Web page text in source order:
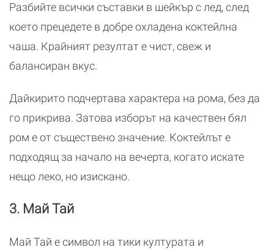
Разбийте всички съставки в шейкър с лед, след
което прецедете в добре охладена коктейлна
чаша. Крайният резултат е чист, свеж и
балансиран вкус.
Дайкирито подчертава характера на рома, без да
го прикрива. Затова изборът на качествен бял
ром е от съществено значение. Коктейлът е
подходящ за начало на вечерта, когато искате
нещо леко, но изискано.
3. Май Тай
Май Тай е символ на тики културата и